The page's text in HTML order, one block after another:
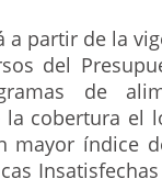
partir de la
del
de
cobertura el
mayor índice